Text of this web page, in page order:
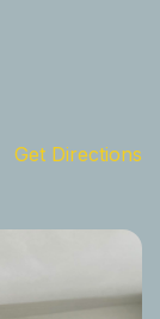
Get Directions